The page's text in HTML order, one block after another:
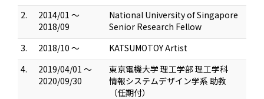
2.
2014/01 ～
2018/09
National University of Singapore
Senior Research Fellow
3.
2018/10 ～
KATSUMOTOY Artist
4.
2019/04/01 ～
2020/09/30
東京電機大学 理工学部 理工学科
情報システムデザイン学系 助教
（任期付）